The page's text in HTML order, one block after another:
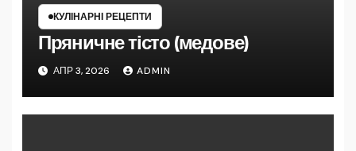
КУЛІНАРНІ РЕЦЕПТИ
Пряничне тісто (медове)
АПР 3, 2026 ADMIN